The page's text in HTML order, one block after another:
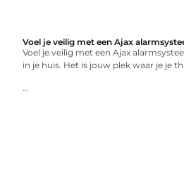
Voel je veilig met een Ajax
Voel je veilig met een Ajax
in je huis. Het is jouw plek waar je je
...